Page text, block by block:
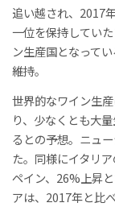
追い越され、2017
一位を保持してい
ン生産国となって
維持。
世界的なワイン生
り、少なくとも大
るとの予想。ニュ
た。同様にイタリ
ペイン、26%上昇
アは、2017年と比